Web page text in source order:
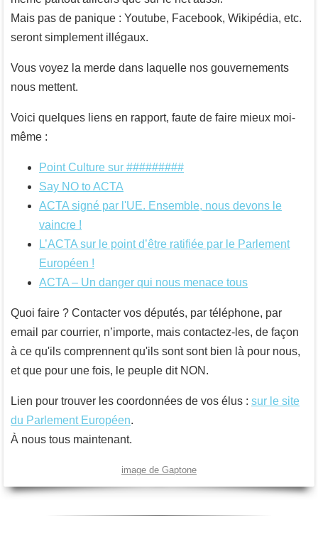
Mais pas de panique : Youtube, Facebook, Wikipédia, etc.
seront simplement illégaux.
Vous voyez la merde dans laquelle nos gouvernements
nous mettent.
Voici quelques liens en rapport, faute de faire mieux moi-
même :
Point Culture sur #########
Say NO to ACTA
ACTA signé par l'UE. Ensemble, nous devons le
vaincre !
L’ACTA sur le point d’être ratifiée par le Parlement
Européen !
ACTA – Un danger qui nous menace tous
Quoi faire ? Contacter vos députés, par téléphone, par
email par courrier, n’importe, mais contactez-les, de façon
à ce qu'ils comprennent qu'ils sont sont bien là pour nous,
et que pour une fois, le peuple dit NON.
Lien pour trouver les coordonnées de vos élus : sur le site
du Parlement Européen.
À nous tous maintenant.
image de Gaptone